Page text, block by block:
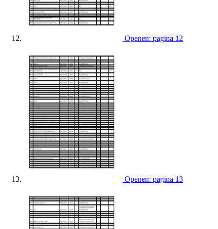
Openen: pagina 12
Openen: pagina 13